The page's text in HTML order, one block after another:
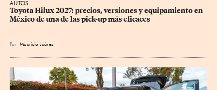
AUTOS
Toyota Hilux 2027: precios, versiones y equipamiento en
México de una de las pick-up más eficaces
Por Mauricio Juárez